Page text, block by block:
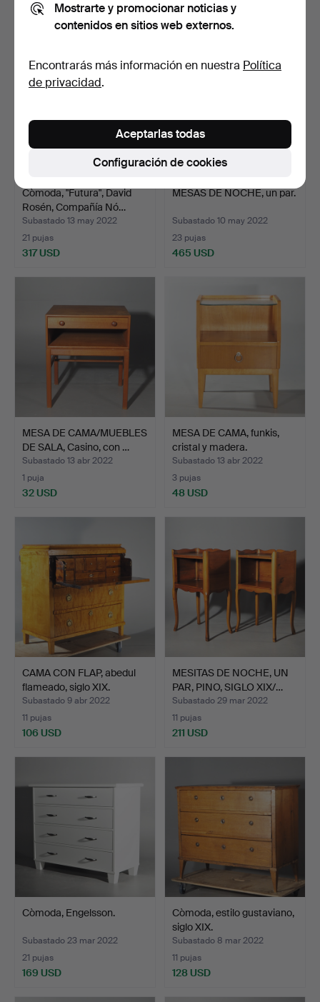
117 USD 74 USD
Còmoda, "Futura", David
Rosén, Compañía Nó…
Subastado 13 may 2022
21 pujas
317 USD
MESAS DE NOCHE, un par.
Subastado 10 may 2022
23 pujas
465 USD
MESA DE CAMA/MUEBLES
DE SALA, Casino, con …
Subastado 13 abr 2022
1 puja
32 USD
MESA DE CAMA, funkis,
cristal y madera.
Subastado 13 abr 2022
3 pujas
48 USD
CAMA CON FLAP, abedul
flameado, siglo XIX.
Subastado 9 abr 2022
11 pujas
106 USD
MESITAS DE NOCHE, UN
PAR, PINO, SIGLO XIX/…
Subastado 29 mar 2022
11 pujas
211 USD
Còmoda, Engelsson.
Subastado 23 mar 2022
21 pujas
169 USD
Còmoda, estilo gustaviano,
siglo XIX.
Subastado 8 mar 2022
11 pujas
128 USD
Mostrarte y promocionar noticias y
contenidos en sitios web externos.
Encontrarás más información en nuestra Política
de privacidad.
Configuración de cookies
Aceptarlas todas